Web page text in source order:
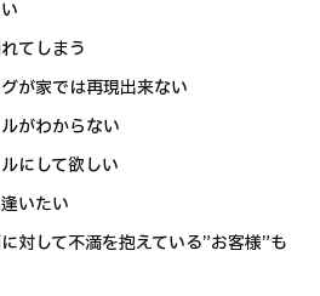
てしまう
が家では再現出来ない
がわからない
にして欲しい
いたい
対して不満を抱えている”お客様”も